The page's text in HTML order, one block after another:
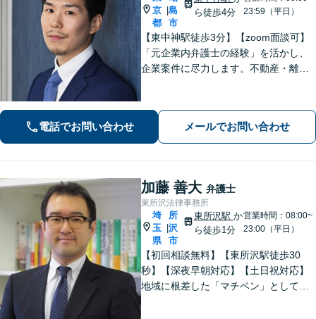
京
都
島
市
ら徒歩4分
23:59（平日）
【東中神駅徒歩3分】【zoom面談可】
「元企業内弁護士の経験」を活かし、
企業案件に尽力します。不動産・離婚
し問題に真摯に向き合います。【韓国
電話でお問い合わせ メールでお問い合わせ
加藤 善大 弁護士
東所沢法律事務所
埼
玉
県
所
沢
市
東所沢駅 か
ら徒歩1分
営業時間：08:00~
23:00（平日）
【初回相談無料】【東所沢駅徒歩30
秒】【深夜早朝対応】【土日祝対応】
地域に根差した「マチベン」として、